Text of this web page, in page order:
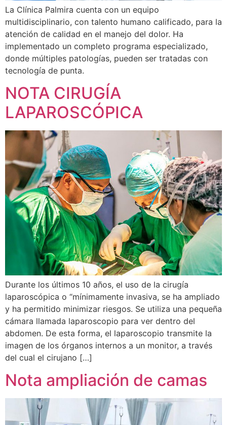
La Clínica Palmira cuenta con un equipo
multidisciplinario, con talento humano calificado, para la
atención de calidad en el manejo del dolor. Ha
implementado un completo programa especializado,
donde múltiples patologías, pueden ser tratadas con
tecnología de punta.
NOTA CIRUGÍA
LAPAROSCÓPICA
Durante los últimos 10 años, el uso de la cirugía
laparoscópica o “mínimamente invasiva, se ha ampliado
y ha permitido minimizar riesgos. Se utiliza una pequeña
cámara llamada laparoscopio para ver dentro del
abdomen. De esta forma, el laparoscopio transmite la
imagen de los órganos internos a un monitor, a través
del cual el cirujano […]
Nota ampliación de camas